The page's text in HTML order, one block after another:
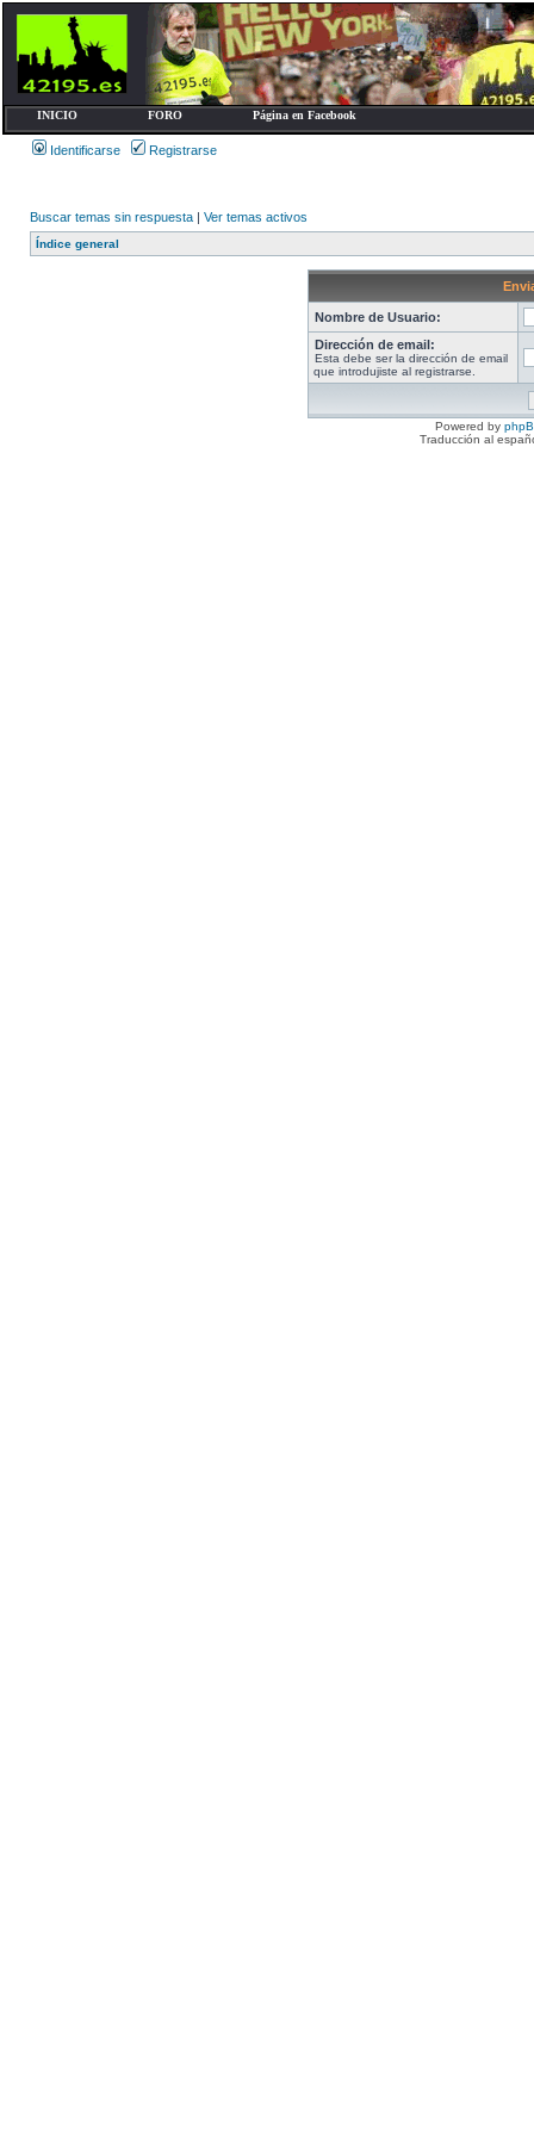
INICIO FORO Página en Facebook
Identificarse Registrarse
Buscar temas sin respuesta | Ver temas activos
Índice general
Nombre de Usuario:
Dirección de email:
Esta debe ser la dirección de email
que introdujiste al registrarse.
Powered by
Traducción al